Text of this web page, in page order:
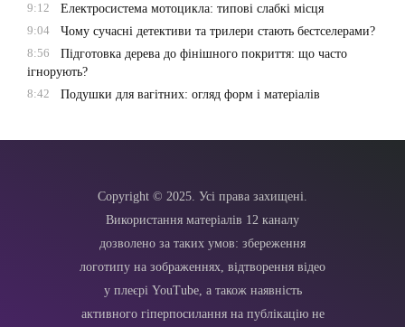
9:12
Електросистема мотоцикла: типові слабкі місця
9:04
Чому сучасні детективи та трилери стають бестселерами?
8:56
Підготовка дерева до фінішного покриття: що часто
ігнорують?
8:42
Подушки для вагітних: огляд форм і матеріалів
Copyright © 2025. Усі права захищені.
Використання матеріалів 12 каналу
дозволено за таких умов: збереження
логотипу на зображеннях, відтворення відео
у плеєрі YouTube, а також наявність
активного гіперпосилання на публікацію не